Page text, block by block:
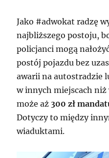
Jako #adwokat radzę
najbliższego postoju,
policjanci mogą
postój pojazdu bez
awarii na autostradzie
w innych miejscach
może aż 300 zł
Dotyczy to między
wiaduktami.